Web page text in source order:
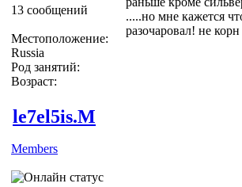
13 сообщений
Местоположение:
Russia
Род занятий:
Возраст:
.....но мне кажется
разочаровал! не корн
le7el5is.M
Members